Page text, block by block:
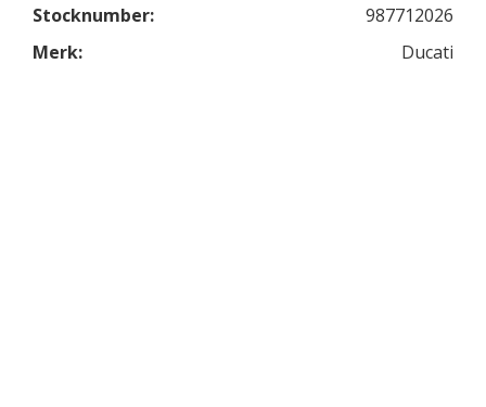
Stocknumber:
987712026
Merk:
Ducati